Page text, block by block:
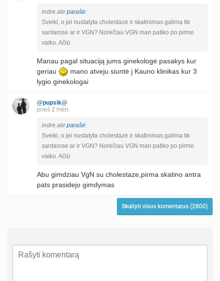
indre.ale parašė:
Sveiki, o jei nustatyta cholestazė ir skatinimas galima tik
santarose ar ir VGN? Norėčiau VGN man patiko po pirmo
vaiko. Ačiū
Manau pagal situaciją jums ginekologė pasakys kur
geriau
mano atveju siuntė į Kauno klinikas kur 3
lygio ginekologai
@pupsik@
prieš 2 mėn.
indre.ale parašė:
Sveiki, o jei nustatyta cholestazė ir skatinimas galima tik
santarose ar ir VGN? Norėčiau VGN man patiko po pirmo
vaiko. Ačiū
Abu gimdziau VgN su cholestaze,pirma skatino antra
pats prasidejo gimdymas
Skaityti visus komentarus (2800)